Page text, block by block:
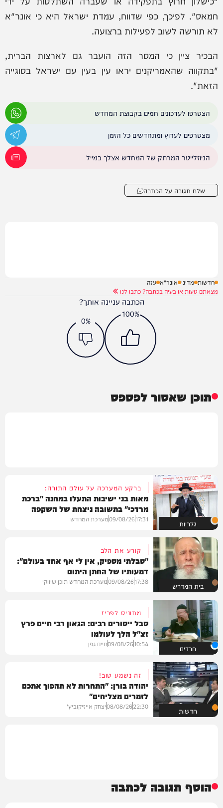
חמאס". לפיכך, כפי שדווח, עמדת ישראל היא כי אונר"א
לא תורשה לשוב לפעילות ברצועה.
הבכיר ציין כי המסר הזה הועבר גם לארצות הברית,
"בתקווה שהאמריקנים יראו עין בעין עם ישראל בסוגייה
הזאת".
הצטרפו לעדכונים חמים בקבוצת המחדש
מצטרפים לערוץ ומתחדשים כל הזמן
הניוזלייטר המרתק של המחדש אצלך במייל
שלח תגובה על הכתבה
חדשות מדיני אונר"א עזה
מצאתם טעות או בעיה בכתבה? כתבו לנו
הכתבה עניינה אותך?
100%
0%
תוכן שאסור לפספס
גלריות
ברקע המערכה על עולם התורה:
מאות בני ישיבות התעלו במחנה "ברכת
מרדכי" בתשובה ניצחת של השקפה
בהירה
17:31
09/08/26מערכת המחדש
בית המדרש
קורע את הלב
"סבלתי מספיק, אין לי אף אחד בעולם":
דמעותיו של החתן היתום
17:38
09/08/26מערכת המחדש תוכן שיווקי
חרדים
מתוניס לפריז
סבל ייסורים רבים: הגאון רבי חיים פרץ
זצ"ל הלך לעולמו
10:54
09/08/26חיים גפן
חדשות
זה נשמע טוב!
יהודה בורן: "התחרות לא תהפוך אתכם
לזמרים מצליחים"
22:30
08/08/26יצחק אייזיקוביץ'
הוסף תגובה לכתבה